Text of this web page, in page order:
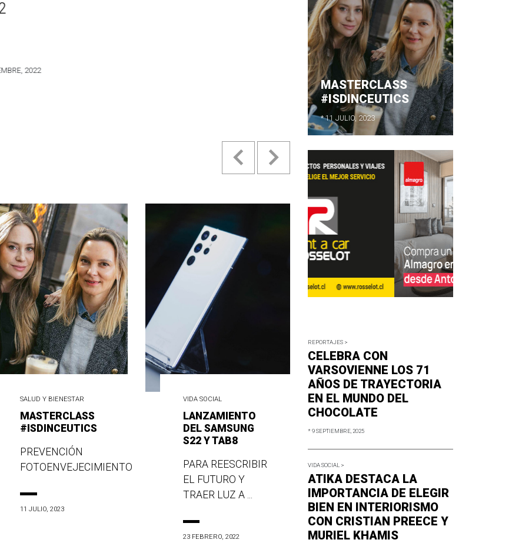
Previous Next
SALUD Y BIENESTAR
MASTERCLASS
#ISDINCEUTICS
PREVENCIÓN
FOTOENVEJECIMIENTO
11 JULIO, 2023
VIDA SOCIAL
LANZAMIENTO
DEL SAMSUNG
S22 Y TAB8
PARA REESCRIBIR
EL FUTURO Y
TRAER LUZ A ...
23 FEBRERO, 2022
MASTERCLASS
#ISDINCEUTICS
* 11 JULIO, 2023
REPORTAJES >
CELEBRA CON
VARSOVIENNE LOS 71
AÑOS DE TRAYECTORIA
EN EL MUNDO DEL
CHOCOLATE
* 9 SEPTIEMBRE, 2025
VIDA SOCIAL >
ATIKA DESTACA LA
IMPORTANCIA DE ELEGIR
BIEN EN INTERIORISMO
CON CRISTIAN PREECE Y
MURIEL KHAMIS